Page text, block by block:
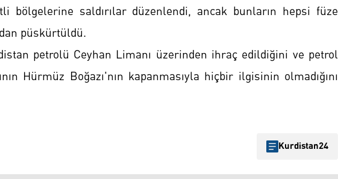
bölgelerine saldırılar düzenlendi, ancak bunların hepsi füze
püskürtüldü.
petrolü Ceyhan Limanı üzerinden ihraç edildiğini ve petrol
Hürmüz Boğazı'nın kapanmasıyla hiçbir ilgisinin olmadığını
Kurdistan24